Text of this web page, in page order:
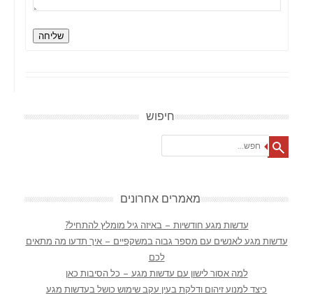
שליחה
חיפוש
מאמרים אחרונים
עדשות מגע חודשיות – באיזה גיל מומלץ להתחיל?
עדשות מגע לאנשים עם מספר גבוה במשקפיים – איך תדעו מה מתאים
לכם
למה אסור לישון עם עדשות מגע – כל הסיבות כאן
כיצד למנוע זיהום ודלקת בעין עקב שימוש כושל בעדשות מגע